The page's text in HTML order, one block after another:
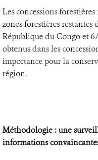
Les concessions
zones forestières restantes
République du Congo et
obtenus dans les
importance pour la
région.
Méthodologie : une
informations